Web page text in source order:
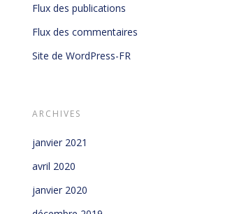
Flux des publications
Flux des commentaires
Site de WordPress-FR
ARCHIVES
janvier 2021
avril 2020
janvier 2020